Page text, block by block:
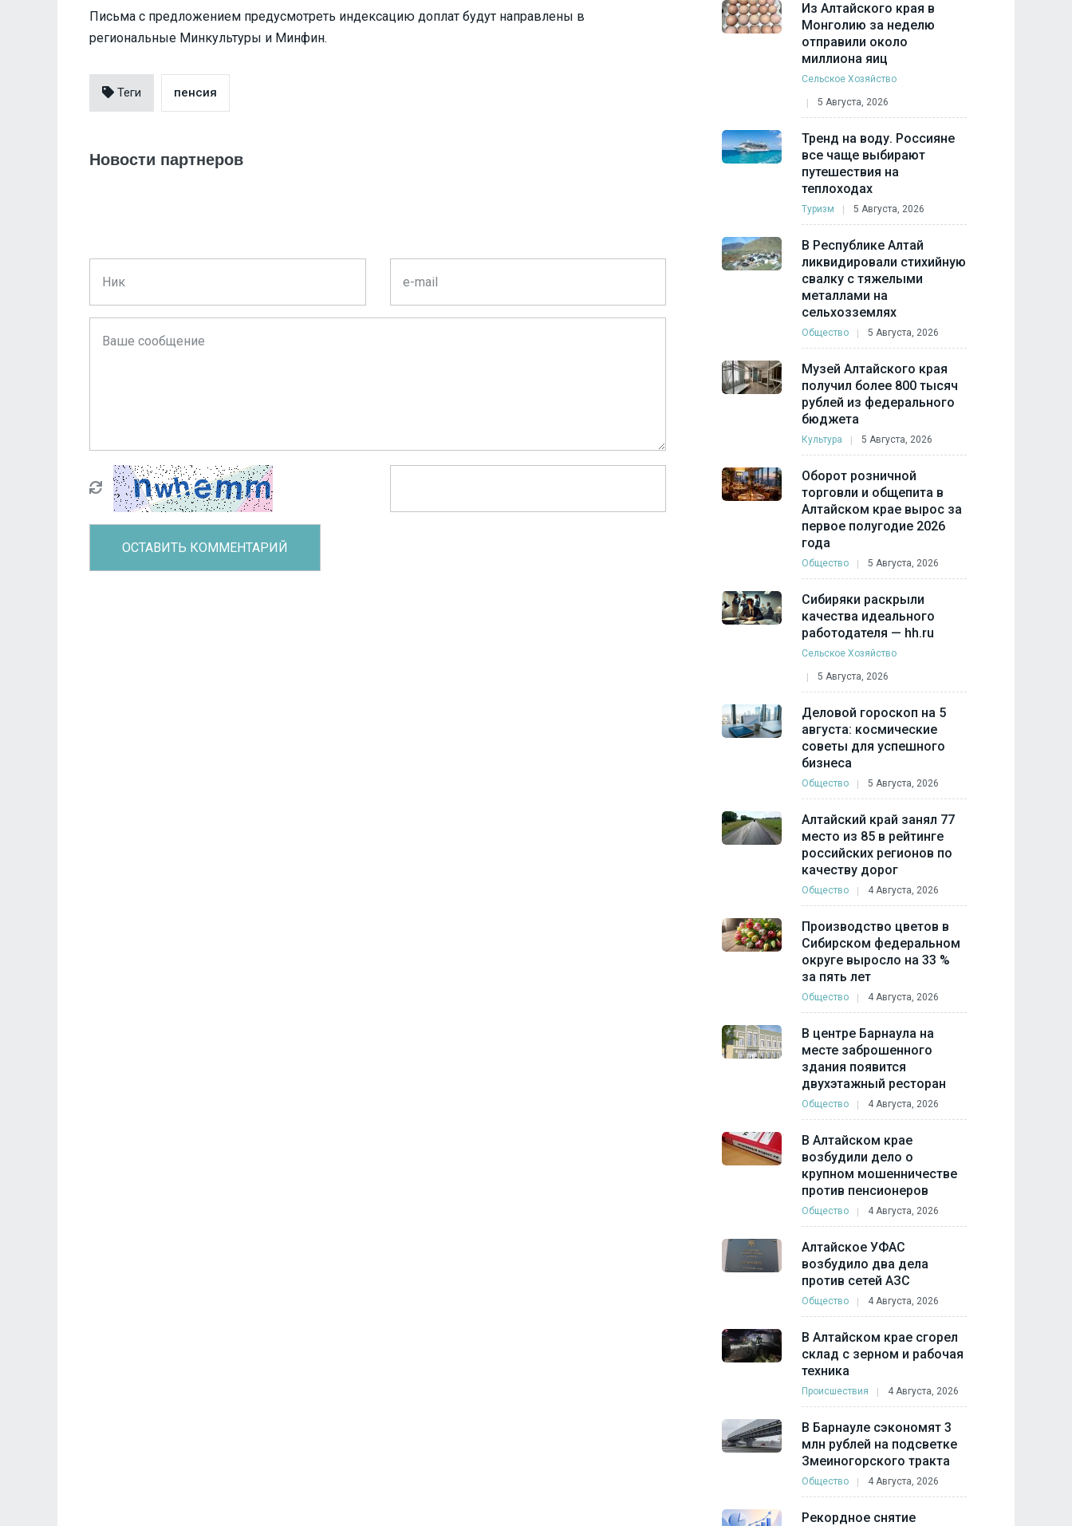
Письма с предложением предусмотреть индексацию доплат будут направлены в
региональные Минкультуры и Минфин.
Теги пенсия
Новости партнеров
Из Алтайского края в
Монголию за неделю
отправили около
миллиона яиц
Сельское Хозяйство
5 Августа, 2026
Тренд на воду. Россияне
все чаще выбирают
путешествия на
теплоходах
Туризм 5 Августа, 2026
В Республике Алтай
ликвидировали стихийную
свалку с тяжелыми
металлами на
сельхозземлях
Общество 5 Августа, 2026
Музей Алтайского края
получил более 800 тысяч
рублей из федерального
бюджета
Культура 5 Августа, 2026
Оборот розничной
торговли и общепита в
Алтайском крае вырос за
первое полугодие 2026
года
Общество 5 Августа, 2026
Сибиряки раскрыли
качества идеального
работодателя — hh.ru
Сельское Хозяйство
5 Августа, 2026
Деловой гороскоп на 5
августа: космические
советы для успешного
бизнеса
Общество 5 Августа, 2026
Алтайский край занял 77
место из 85 в рейтинге
российских регионов по
качеству дорог
Общество 4 Августа, 2026
Производство цветов в
Сибирском федеральном
округе выросло на 33 %
за пять лет
Общество 4 Августа, 2026
В центре Барнаула на
месте заброшенного
здания появится
двухэтажный ресторан
Общество 4 Августа, 2026
В Алтайском крае
возбудили дело о
крупном мошенничестве
против пенсионеров
Общество 4 Августа, 2026
Алтайское УФАС
возбудило два дела
против сетей АЗС
Общество 4 Августа, 2026
В Алтайском крае сгорел
склад с зерном и рабочая
техника
Происшествия 4 Августа, 2026
В Барнауле сэкономят 3
млн рублей на подсветке
Змеиногорского тракта
Общество 4 Августа, 2026
Рекордное снятие